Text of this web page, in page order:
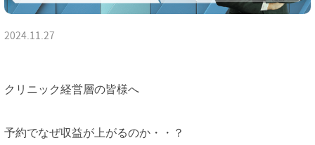
2024.11.27
クリニック経営層の皆様へ
予約でなぜ収益が上がるのか・・？